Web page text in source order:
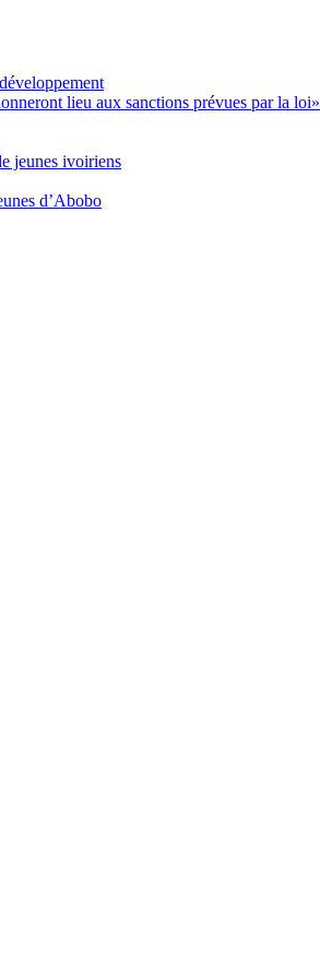
lieu aux sanctions prévues par la loi»
jeunes ivoiriens
d’Abobo